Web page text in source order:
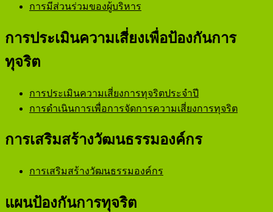
การมีส่วนร่วมของผู้บริหาร
การประเมินความเสี่ยงเพื่อป้องกันการ
ทุจริต
การประเมินความเสี่ยงการทุจริตประจำปี
การดำเนินการเพื่อการจัดการความเสี่ยงการทุจริต
การเสริมสร้างวัฒนธรรมองค์กร
การเสริมสร้างวัฒนธรรมองค์กร
แผนป้องกันการทุจริต